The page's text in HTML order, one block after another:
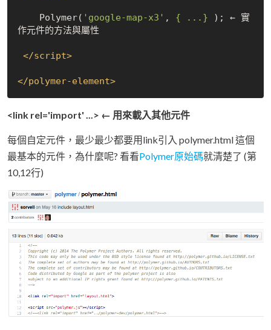
    Polymer(
'google-map-x3' , { ...} ); ← 實
作元件的方法與屬性
</script>
</polymer-element>
<link rel='import' ...> ← 用來載入其他元件
每個自定元件，最少最少都要用link引入 polymer.html 這個
最基本的元件，為什麼呢? 看看Polymer原始碼就清楚了 (第
10,12行)